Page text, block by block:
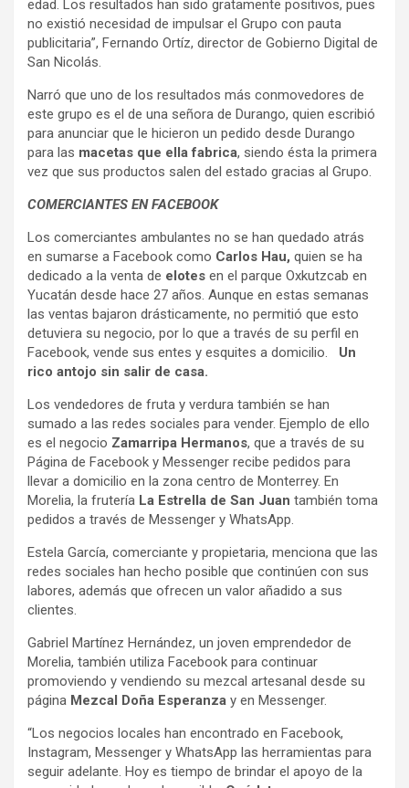
edad. Los resultados han sido gratamente positivos, pues
no existió necesidad de impulsar el Grupo con pauta
publicitaria”, Fernando Ortíz, director de Gobierno Digital de
San Nicolás.
Narró que uno de los resultados más conmovedores de
este grupo es el de una señora de Durango, quien escribió
para anunciar que le hicieron un pedido desde Durango
para las macetas que ella fabrica, siendo ésta la primera
vez que sus productos salen del estado gracias al Grupo.
COMERCIANTES EN FACEBOOK
Los comerciantes ambulantes no se han quedado atrás
en sumarse a Facebook como Carlos Hau, quien se ha
dedicado a la venta de elotes en el parque Oxkutzcab en
Yucatán desde hace 27 años. Aunque en estas semanas
las ventas bajaron drásticamente, no permitió que esto
detuviera su negocio, por lo que a través de su perfil en
Facebook, vende sus entes y esquites a domicilio. Un
rico antojo sin salir de casa.
Los vendedores de fruta y verdura también se han
sumado a las redes sociales para vender. Ejemplo de ello
es el negocio Zamarripa Hermanos, que a través de su
Página de Facebook y Messenger recibe pedidos para
llevar a domicilio en la zona centro de Monterrey. En
Morelia, la frutería La Estrella de San Juan también toma
pedidos a través de Messenger y WhatsApp.
Estela García, comerciante y propietaria, menciona que las
redes sociales han hecho posible que continúen con sus
labores, además que ofrecen un valor añadido a sus
clientes.
Gabriel Martínez Hernández, un joven emprendedor de
Morelia, también utiliza Facebook para continuar
promoviendo y vendiendo su mezcal artesanal desde su
página Mezcal Doña Esperanza y en Messenger.
“Los negocios locales han encontrado en Facebook,
Instagram, Messenger y WhatsApp las herramientas para
seguir adelante. Hoy es tiempo de brindar el apoyo de la